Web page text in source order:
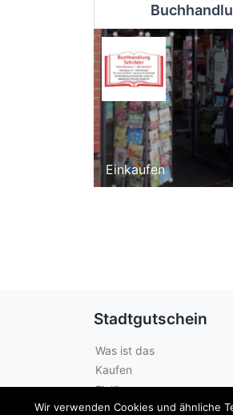
Einkaufen
Stadtgutschein
Was ist das
Kaufen
Einlösen
Guthabenabfrage
Wir verwenden Cookies und ähnliche